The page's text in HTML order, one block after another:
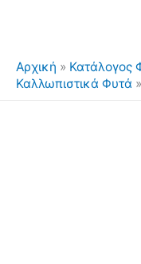
Αρχική » Κατάλογος
Καλλωπιστικά Φυτά »